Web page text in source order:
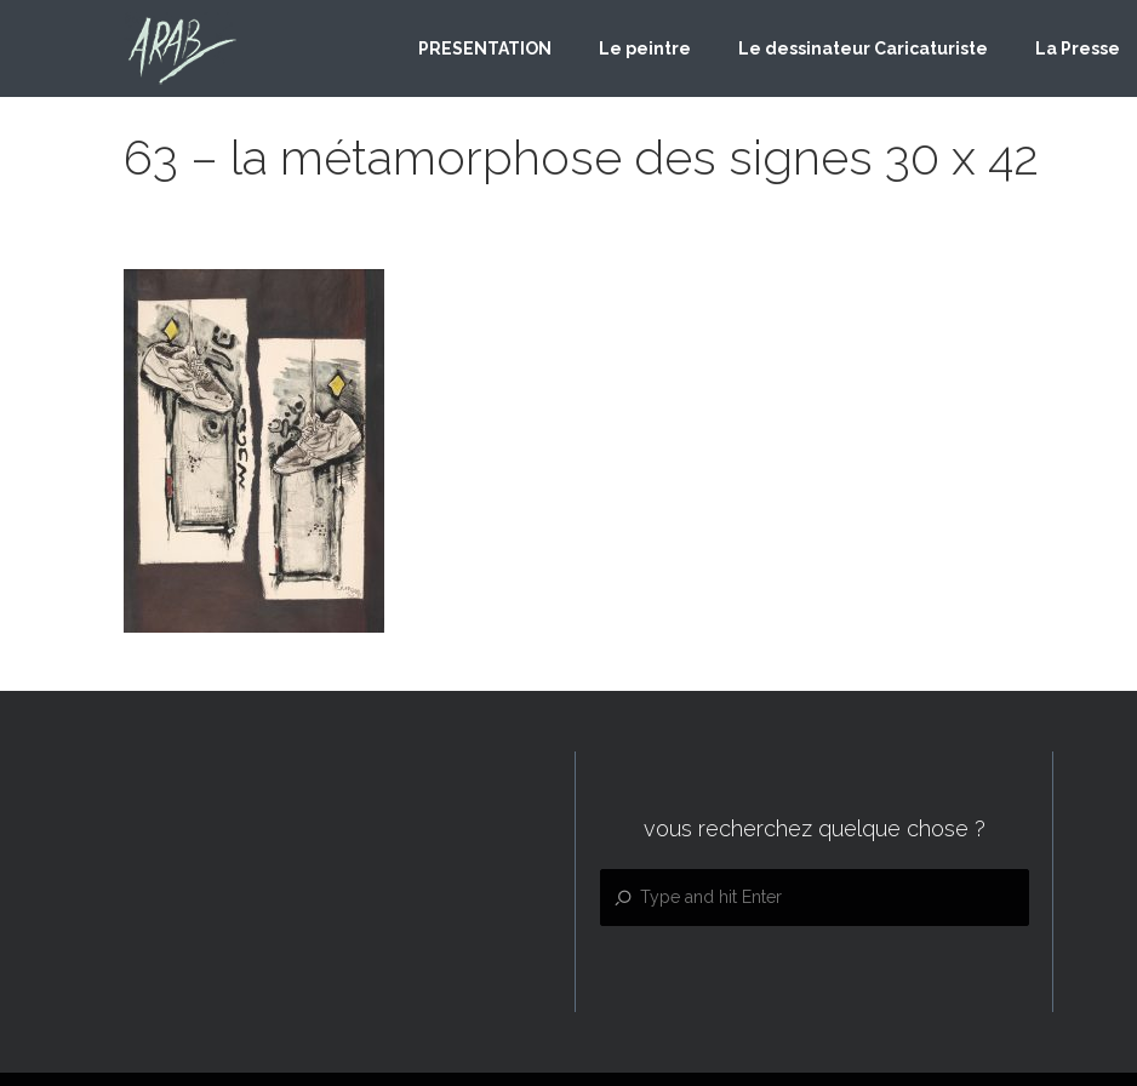
PRESENTATION Le peintre Le dessinateur Caricaturiste La Presse
63 – la métamorphose des signes 30 x 42
vous recherchez quelque chose ?